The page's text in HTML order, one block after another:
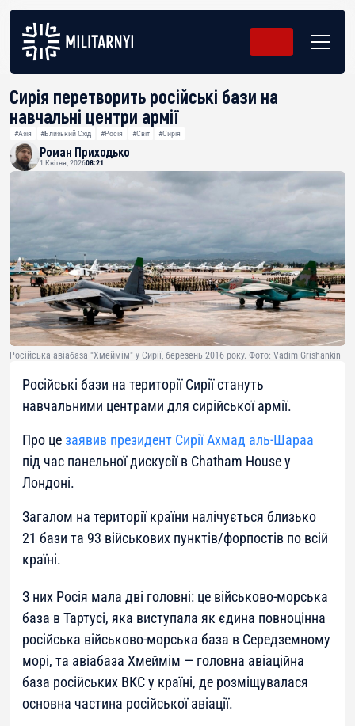
Сирія перетворить російські бази на
навчальні центри армії
#Азія #Близький Схід #Росія #Світ #Сирія
Роман Приходько
1 Квітня, 202608:21
Російська авіабаза "Хмеймім" у Сирії, березень 2016 року. Фото: Vadim Grishankin
Російські бази на території Сирії стануть
навчальними центрами для сирійської армії.
Про цезаявив президент Сирії Ахмад аль-Шараа
під час панельної дискусії в Chatham House у
Лондоні.
Загалом на території країни налічується близько
21 бази та 93 військових пунктів/форпостів по всій
країні.
З них Росія мала дві головні: це військово-морська
база в Тартусі, яка виступала як єдина повноцінна
російська військово-морська база в Середземному
морі, та авіабаза Хмеймім — головна авіаційна
база російських ВКС у країні, де розміщувалася
основна частина російської авіації.